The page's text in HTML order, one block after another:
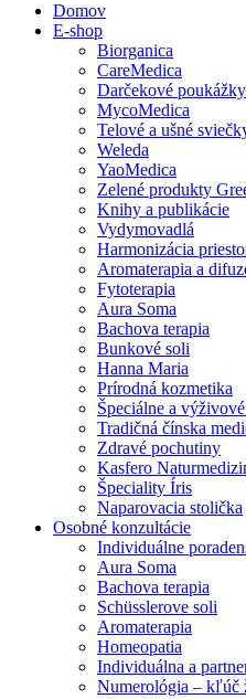
Domov
E-shop
Biorganica
CareMedica
Darčekové poukážky
MycoMedica
Telové a ušné
Weleda
YaoMedica
Zelené produkty
Knihy a publikácie
Vydymovadlá
Harmonizácia
Aromaterapia a
Fytoterapia
Aura Soma
Bachova terapia
Bunkové soli
Hanna Maria
Prírodná kozmetika
Špeciálne a
Tradičná čínska
Zdravé pochutiny
Kasfero
Špeciality Íris
Naparovacia stolička
Osobné konzultácie
Individuálne
Aura Soma
Bachova terapia
Schüsslerove soli
Aromaterapia
Homeopatia
Individuálna a
Numerológia – kľúč